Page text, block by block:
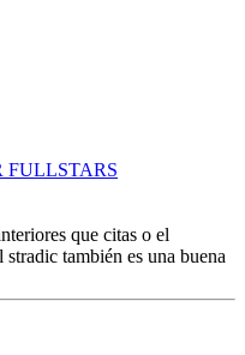
FULLSTARS
que citas o el
también es una buena